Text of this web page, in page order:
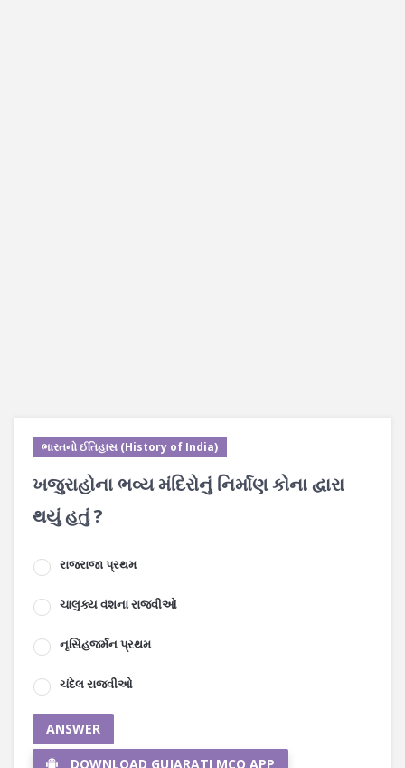
ભારતનો ઈતિહાસ (History of India)
ખજુરાહોના ભવ્ય મંદિરોનું નિર્માણ કોના દ્વારા
થયું હતું ?
રાજરાજા પ્રથમ
ચાલુક્ય વંશના રાજવીઓ
નૃસિંહજર્મન પ્રથમ
ચંદેલ રાજવીઓ
ANSWER
DOWNLOAD GUJARATI MCQ APP